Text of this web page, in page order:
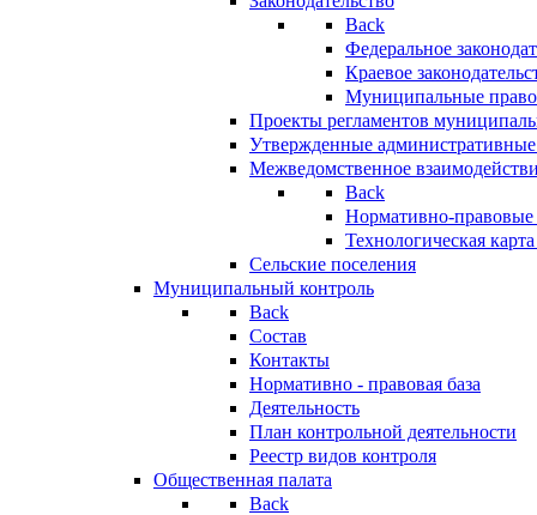
Back
Федеральное
Краевое
Муниципальные
Проекты регламентов
Утвержденные
Межведомственное
Back
Нормативно-правовые
Технологическая
Сельские поселения
Муниципальный контроль
Back
Состав
Контакты
Нормативно - правовая база
Деятельность
План контрольной деятельности
Реестр видов контроля
Общественная палата
Back